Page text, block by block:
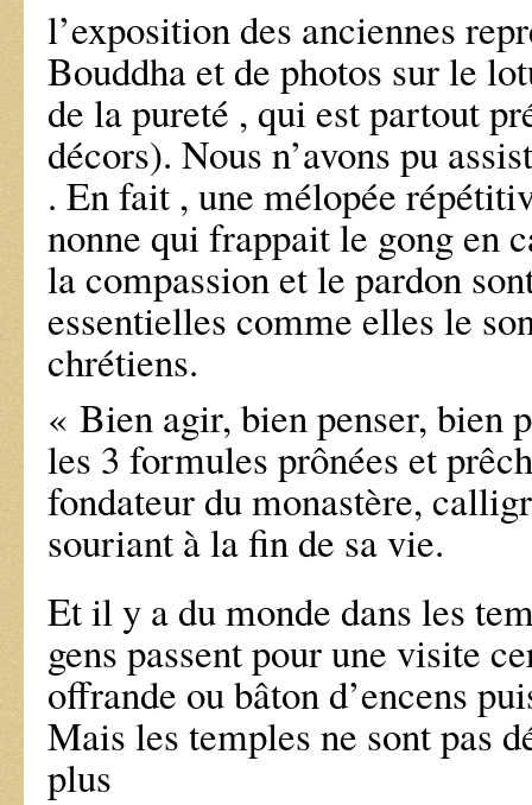
l’exposition des anciennes
Bouddha et de photos sur le
de la pureté , qui est partout
décors). Nous n’avons pu
. En fait , une mélopée
nonne qui frappait le gong en
la compassion et le pardon
essentielles comme elles le
chrétiens.
« Bien agir, bien penser, bien
les 3 formules prônées et
fondateur du monastère,
souriant à la fin de sa vie.
Et il y a du monde dans les
gens passent pour une visite
offrande ou bâton d’encens
Mais les temples ne sont pas
plus